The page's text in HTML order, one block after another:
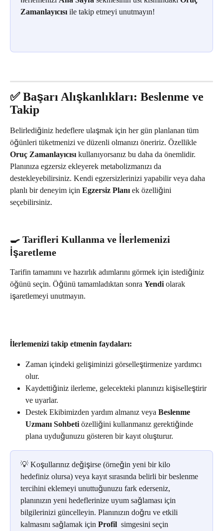
Zamanlayıcısı ile takip etmeyi unutmayın!
✅ Başarı Alışkanlıkları: Beslenme ve
Takip
Belirlediğiniz hedeflere ulaşmak için her gün planlanan tüm
öğünleri tüketmenizi ve düzenli olmanızı öneririz. Özellikle
Oruç Zamanlayıcısı kullanıyorsanız bu daha da önemlidir.
Planınıza egzersiz ekleyerek metabolizmanızı da
destekleyebilirsiniz. Kendi egzersizlerinizi yapabilir veya daha
planlı bir deneyim için Egzersiz Planı ek özelliğini
seçebilirsiniz.
🍳 Tarifleri Kullanma ve İlerlemenizi
İşaretleme
Tarifin tamamını ve hazırlık adımlarını görmek için istediğiniz
öğünü seçin. Öğünü tamamladıktan sonra Yendi olarak
işaretlemeyi unutmayın.
İlerlemenizi takip etmenin faydaları:
Zaman içindeki gelişiminizi görselleştirmenize yardımcı
olur.
Kaydettiğiniz ilerleme, gelecekteki planınızı kişiselleştirir
ve uyarlar.
Destek Ekibimizden yardım almanız veya Beslenme
Uzmanı Sohbeti özelliğini kullanmanız gerektiğinde
plana uyduğunuzu gösteren bir kayıt oluşturur.
💡 Koşullarınız değişirse (örneğin yeni bir kilo
hedefiniz olursa) veya kayıt sırasında belirli bir beslenme
tercihini eklemeyi unuttuğunuzu fark ederseniz,
planınızın yeni hedeflerinize uyum sağlaması için
bilgilerinizi güncelleyin. Planınızın doğru ve etkili
kalmasını sağlamak için Profil simgesini seçin